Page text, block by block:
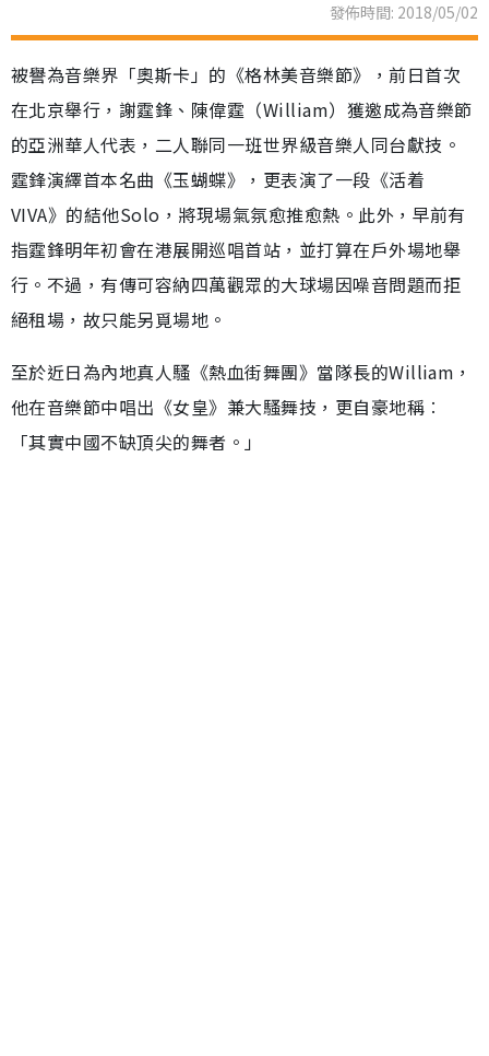
發佈時間: 2018/05/02
被譽為音樂界「奧斯卡」的《格林美音樂節》，前日首次
在北京舉行，謝霆鋒、陳偉霆（William）獲邀成為音樂節
的亞洲華人代表，二人聯同一班世界級音樂人同台獻技。
霆鋒演繹首本名曲《玉蝴蝶》，更表演了一段《活着
VIVA》的結他Solo，將現場氣氛愈推愈熱。此外，早前有
指霆鋒明年初會在港展開巡唱首站，並打算在戶外場地舉
行。不過，有傳可容納四萬觀眾的大球場因噪音問題而拒
絕租場，故只能另覓場地。
至於近日為內地真人騷《熱血街舞團》當隊長的William，
他在音樂節中唱出《女皇》兼大騷舞技，更自豪地稱︰
「其實中國不缺頂尖的舞者。」